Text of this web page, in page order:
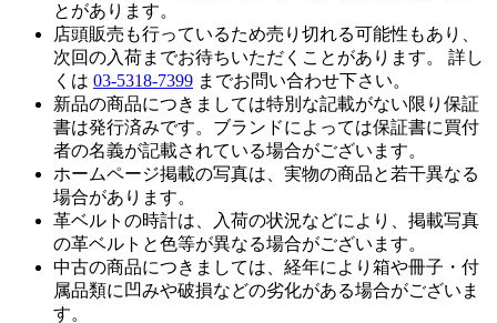
とがあります。
店頭販売も行っているため売り切れる可能性もあり、
次回の入荷までお待ちいただくことがあります。 詳し
くは 03-5318-7399 までお問い合わせ下さい。
新品の商品につきましては特別な記載がない限り保証
書は発行済みです。ブランドによっては保証書に買付
者の名義が記載されている場合がございます。
ホームページ掲載の写真は、実物の商品と若干異なる
場合があります。
革ベルトの時計は、入荷の状況などにより、掲載写真
の革ベルトと色等が異なる場合がございます。
中古の商品につきましては、経年により箱や冊子・付
属品類に凹みや破損などの劣化がある場合がございま
す。